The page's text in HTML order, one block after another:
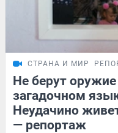
СТРАНА И МИР
Не берут оружие
загадочном
Неудачино
— репортаж